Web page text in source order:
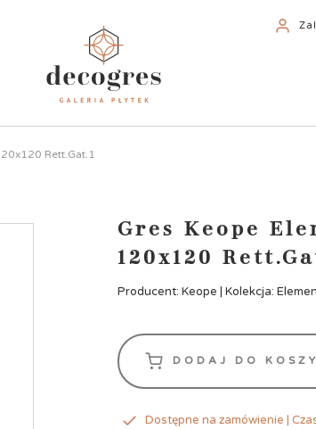
Rett.Gat.1
Gres Keope
120x120
Producent: Keope | Kolekcja:
DODAJ DO
Dostępne na zamówienie |